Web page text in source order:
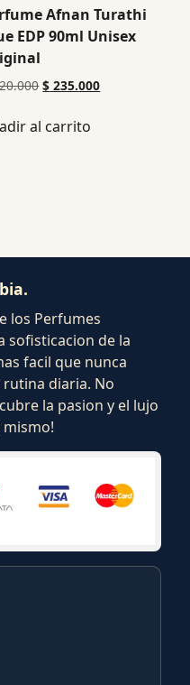
Afnan Turathi
EDP 90ml Unisex
$ 235.000
al carrito
los Perfumes
sofisticacion de la
facil que nunca
rutina diaria. No
la pasion y el lujo